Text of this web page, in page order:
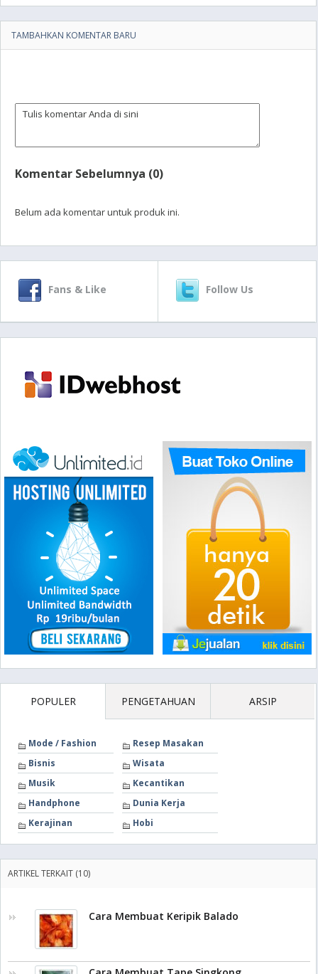
TAMBAHKAN KOMENTAR BARU
Komentar Sebelumnya (0)
Belum ada komentar untuk produk ini.
Fans & Like Follow Us
POPULER PENGETAHUAN ARSIP
Mode / Fashion
Resep Masakan
Bisnis
Wisata
Musik
Kecantikan
Handphone
Dunia Kerja
Kerajinan
Hobi
ARTIKEL TERKAIT (10)
Cara Membuat Keripik Balado